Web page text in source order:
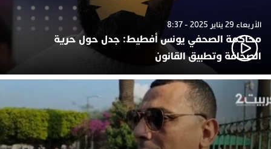
الأربعاء 29 يناير 2025 - 8:37
محاكمة الصحفي يونس أفطيط: جدل حول حرية
الصحافة وتطبيق القانون